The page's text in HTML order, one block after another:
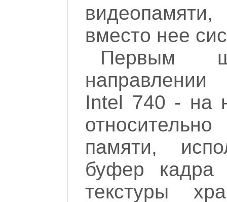
вместо нее
Первым
направлении
Intel 740 - на
памяти,
буфер
текстуры